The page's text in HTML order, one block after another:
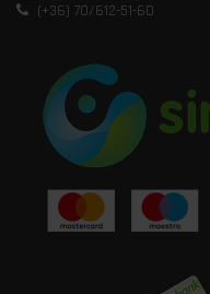
(+36) 70/612-51-60